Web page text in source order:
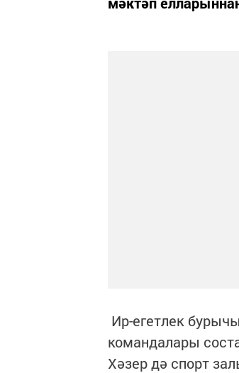
Ир-егетлек
командалары
Хәзер дә спорт